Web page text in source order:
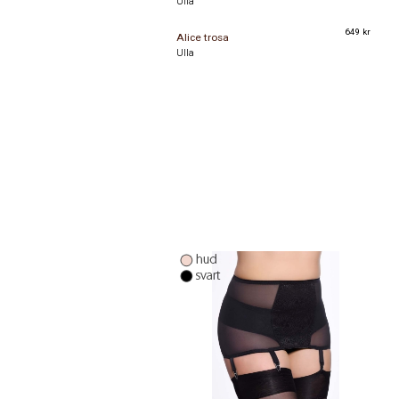
85E
85G
85I
85J
Alice trosa 649 kr
Ulla